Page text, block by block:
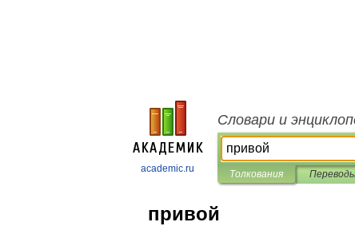
academic.ru
Словари и
Толкования
привой